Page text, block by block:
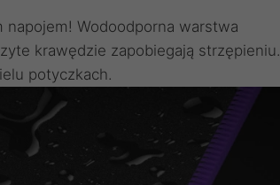
Wodoodporna warstwa
krawędzie zapobiegają strzępieniu.
potyczkach.